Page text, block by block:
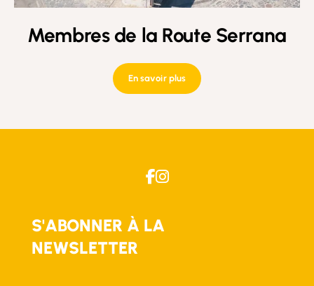
Membres de la Route Serrana
En savoir plus
S'ABONNER À LA
NEWSLETTER